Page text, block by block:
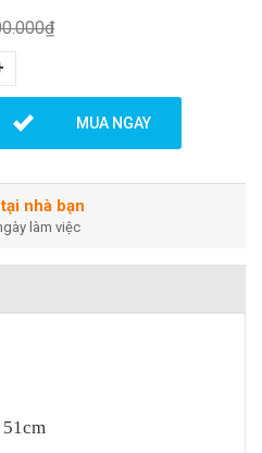
MUA NGAY
nhà bạn
làm việc
51cm